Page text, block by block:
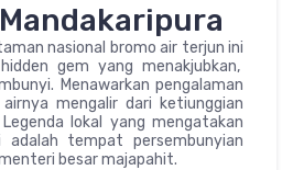
nasional bromo air terjun ini
gem yang menakjubkan,
Menawarkan pengalaman
mengalir dari ketiunggian
lokal yang mengatakan
tempat persembunyian
besar majapahit.